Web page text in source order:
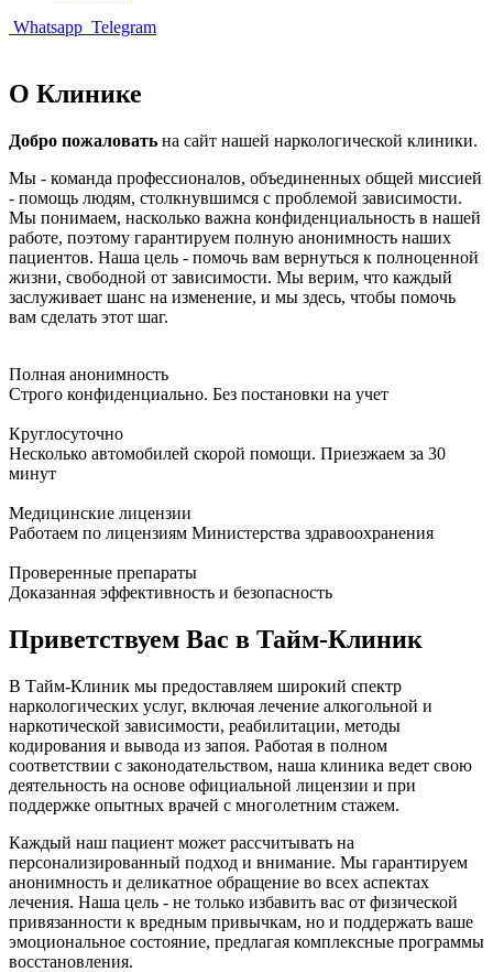
Whatsapp Telegram
О Клинике
Добро пожаловать на сайт нашей наркологической клиники.
Мы - команда профессионалов, объединенных общей миссией
- помощь людям, столкнувшимся с проблемой зависимости.
Мы понимаем, насколько важна конфиденциальность в нашей
работе, поэтому гарантируем полную анонимность наших
пациентов. Наша цель - помочь вам вернуться к полноценной
жизни, свободной от зависимости. Мы верим, что каждый
заслуживает шанс на изменение, и мы здесь, чтобы помочь
вам сделать этот шаг.
Полная анонимность
Строго конфиденциально. Без постановки на учет
Круглосуточно
Несколько автомобилей скорой помощи. Приезжаем за 30
минут
Медицинские лицензии
Работаем по лицензиям Министерства здравоохранения
Проверенные препараты
Доказанная эффективность и безопасность
Приветствуем Вас в Тайм-Клиник
В Тайм-Клиник мы предоставляем широкий спектр
наркологических услуг, включая лечение алкогольной и
наркотической зависимости, реабилитации, методы
кодирования и вывода из запоя. Работая в полном
соответствии с законодательством, наша клиника ведет свою
деятельность на основе официальной лицензии и при
поддержке опытных врачей с многолетним стажем.
Каждый наш пациент может рассчитывать на
персонализированный подход и внимание. Мы гарантируем
анонимность и деликатное обращение во всех аспектах
лечения. Наша цель - не только избавить вас от физической
привязанности к вредным привычкам, но и поддержать ваше
эмоциональное состояние, предлагая комплексные программы
восстановления.